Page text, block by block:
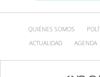
QUIÉNES SOMOS
ACTUALIDAD
AGENDA